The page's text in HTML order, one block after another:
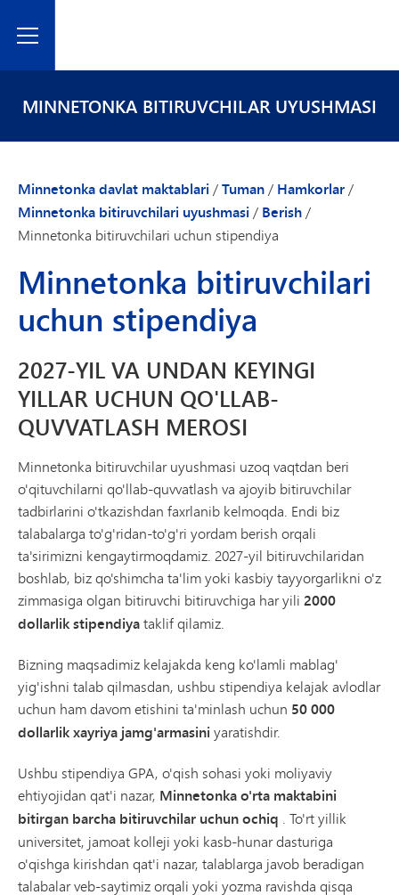
Toggle Menu
MINNETONKA BITIRUVCHILAR UYUSHMASI
Minnetonka davlat maktablari /Tuman/ Hamkorlar/
Minnetonka bitiruvchilari uyushmasi / Berish/
Minnetonka bitiruvchilari uchun stipendiya
Minnetonka bitiruvchilari
uchun stipendiya
2027-YIL VA UNDAN KEYINGI
YILLAR UCHUN QO'LLAB-
QUVVATLASH MEROSI
Minnetonka bitiruvchilar uyushmasi uzoq vaqtdan beri
o'qituvchilarni qo'llab-quvvatlash va ajoyib bitiruvchilar
tadbirlarini o'tkazishdan faxrlanib kelmoqda. Endi biz
talabalarga to'g'ridan-to'g'ri yordam berish orqali
ta'sirimizni kengaytirmoqdamiz. 2027-yil bitiruvchilaridan
boshlab, biz qo'shimcha ta'lim yoki kasbiy tayyorgarlikni o'z
zimmasiga olgan bitiruvchi bitiruvchiga har yili 2000
dollarlik stipendiyataklif qilamiz.
Bizning maqsadimiz kelajakda keng ko'lamli mablag'
yig'ishni talab qilmasdan, ushbu stipendiya kelajak avlodlar
uchun ham davom etishini ta'minlash uchun 50 000
dollarlik xayriya jamg'armasini yaratishdir.
Ushbu stipendiya GPA, o'qish sohasi yoki moliyaviy
ehtiyojidan qat'i nazar, Minnetonka o'rta maktabini
bitirgan barcha bitiruvchilar uchun ochiq . To'rt yillik
universitet, jamoat kolleji yoki kasb-hunar dasturiga
o'qishga kirishdan qat'i nazar, talablarga javob beradigan
talabalar veb-saytimiz orqali yoki yozma ravishda qisqa